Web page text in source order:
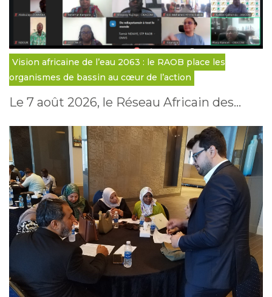
Vision africaine de l’eau 2063 : le RAOB place les
organismes de bassin au cœur de l’action
Le 7 août 2026, le Réseau Africain des…